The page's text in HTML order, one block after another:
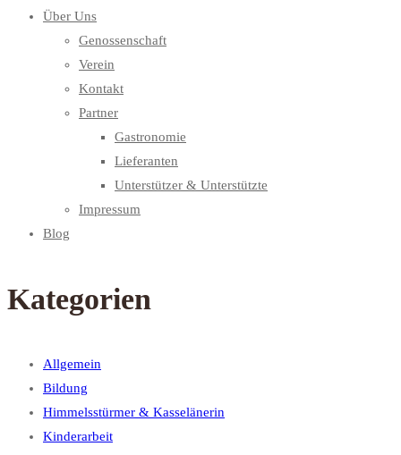
Über Uns
Genossenschaft
Verein
Kontakt
Partner
Gastronomie
Lieferanten
Unterstützer & Unterstützte
Impressum
Blog
Kategorien
Allgemein
Bildung
Himmelsstürmer & Kasselänerin
Kinderarbeit